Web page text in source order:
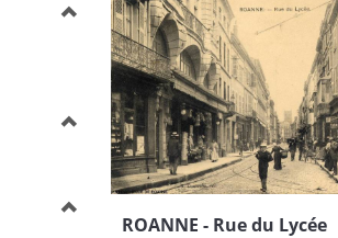
ROANNE - Rue du Lycée